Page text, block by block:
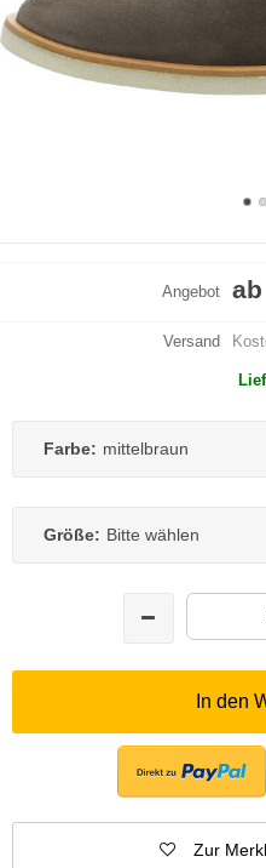
Angebot
Versand
Farbe: mittelbraun
Größe: Bitte wählen
In den
Zur